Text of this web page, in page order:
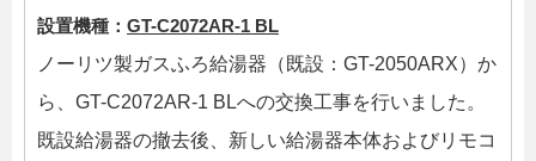
設置機種： GT-C2072AR-1 BL
ノーリツ製ガスふろ給湯器（既設：GT-2050ARX）か
ら、GT-C2072AR-1 BLへの交換工事を行いました。
既設給湯器の撤去後、新しい給湯器本体およびリモコ